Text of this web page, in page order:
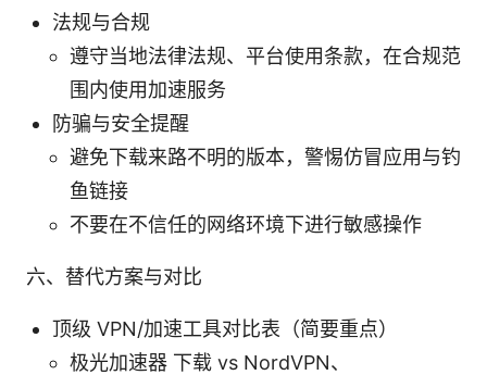
法规与合规
遵守当地法律法规、平台使用条款，在合规范
围内使用加速服务
防骗与安全提醒
避免下载来路不明的版本，警惕仿冒应用与钓
鱼链接
不要在不信任的网络环境下进行敏感操作
六、替代方案与对比
顶级 VPN/加速工具对比表（简要重点）
极光加速器 下载 vs NordVPN、